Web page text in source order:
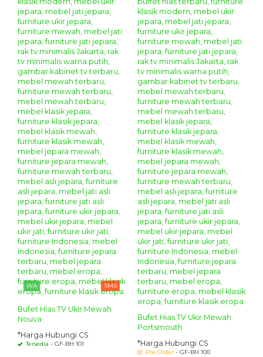
WA SMS
Bufet Hias TV Ukir Mewah
Nouva
*Harga Hubungi CS
Tersedia - GF-BH 101
Bufet Hias TV Ukir Mewah
Portsmouth
*Harga Hubungi CS
Pre Order - GF-BH 100